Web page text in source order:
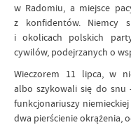
w Radomiu, a miejsce
z konfidentów. Niemcy
i okolicach polskich
cywilów, podejrzanych o
Wieczorem 11 lipca, w
albo szykowali się do snu
funkcjonariuszy
dwa pierścienie okrążenia,